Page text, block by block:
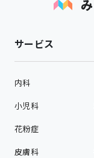
サービス
内科
小児科
花粉症
皮膚科